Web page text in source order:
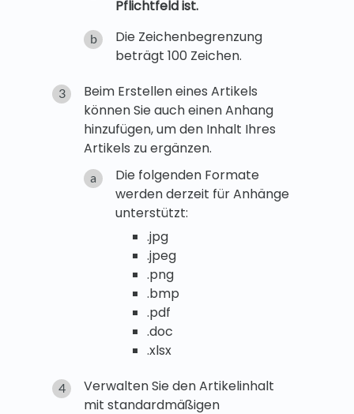
Pflichtfeld ist.
Die Zeichenbegrenzung
beträgt 100 Zeichen.
Beim Erstellen eines Artikels
können Sie auch einen Anhang
hinzufügen, um den Inhalt Ihres
Artikels zu ergänzen.
Die folgenden Formate
werden derzeit für Anhänge
unterstützt:
.jpg
.jpeg
.png
.bmp
.pdf
.doc
.xlsx
Verwalten Sie den Artikelinhalt
mit standardmäßigen